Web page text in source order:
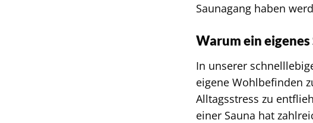
Saunagang haben
Warum ein eigenes
In unserer
eigene Wohlbefinden
Alltagsstress zu
einer Sauna hat